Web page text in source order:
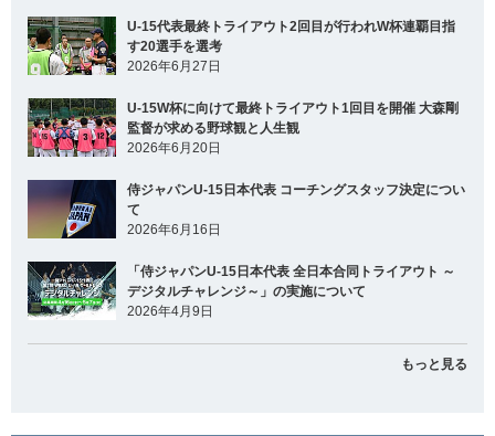
U-15代表最終トライアウト2回目が行われW杯連覇目指
す20選手を選考
2026年6月27日
U-15W杯に向けて最終トライアウト1回目を開催 大森剛
監督が求める野球観と人生観
2026年6月20日
侍ジャパンU-15日本代表 コーチングスタッフ決定につい
て
2026年6月16日
「侍ジャパンU-15日本代表 全日本合同トライアウト ～
デジタルチャレンジ～」の実施について
2026年4月9日
もっと見る